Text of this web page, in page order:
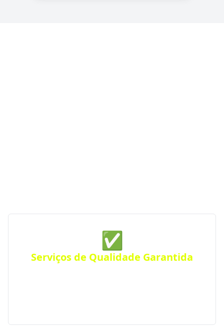
✅
Serviços de Qualidade Garantida